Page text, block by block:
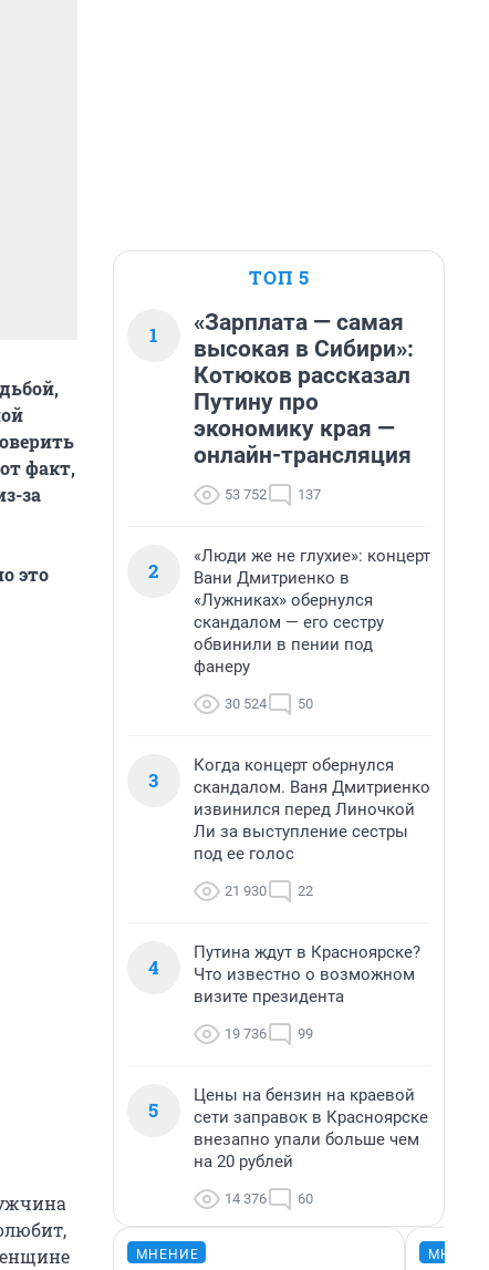
факт,
за
это
ТОП 5
1
«Зарплата — самая
высокая в Сибири»:
Котюков рассказал
Путину про
экономику края —
онлайн-трансляция
53 752 137
2
«Люди же не глухие»: концерт
Вани Дмитриенко в
«Лужниках» обернулся
скандалом — его сестру
обвинили в пении под
фанеру
30 524 50
3
Когда концерт обернулся
скандалом. Ваня Дмитриенко
извинился перед Линочкой
Ли за выступление сестры
под ее голос
21 930 22
4
Путина ждут в Красноярске?
Что известно о возможном
визите президента
19 736 99
5
Цены на бензин на краевой
сети заправок в Красноярске
внезапно упали больше чем
на 20 рублей
14 376 60
МНЕНИЕ